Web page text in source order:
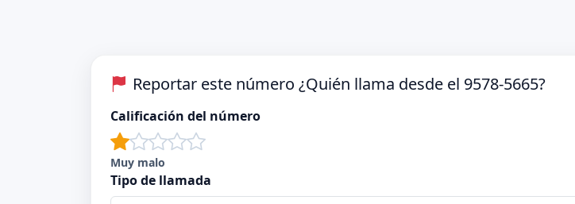
Reportar este número ¿Quién llama desde el 9578-5665?
Calificación del número
Muy malo
Tipo de llamada